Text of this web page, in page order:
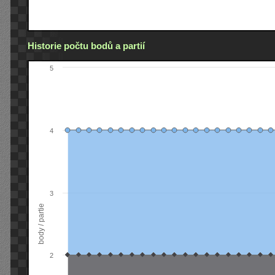
Historie počtu bodů a partií
body / partie
2
3
4
5